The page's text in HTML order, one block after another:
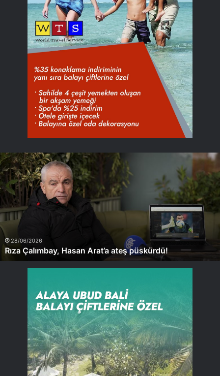
Rıza
Çalımbay,
Hasan
Arat’a
püskürdü!
28/06/2026
Rıza Çalımbay, Hasan Arat’a ateş püskürdü!